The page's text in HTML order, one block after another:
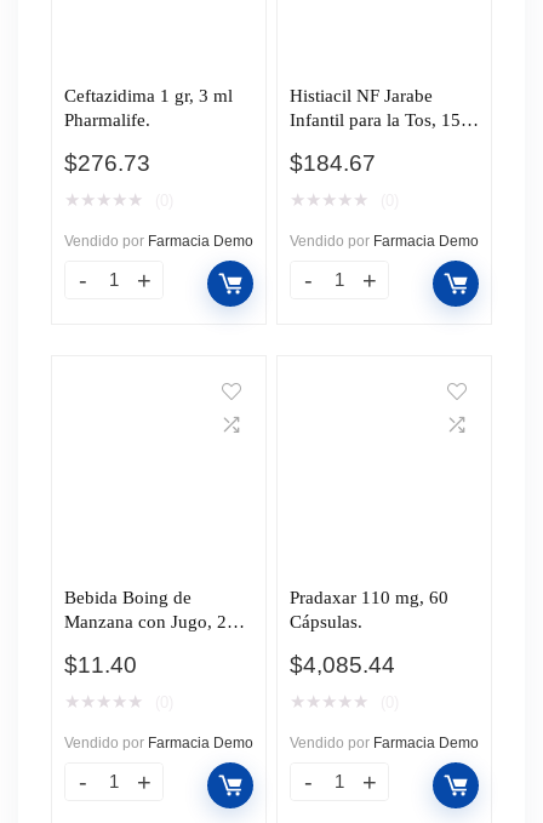
Ceftazidima 1 gr, 3 ml
Pharmalife.
$276.73
★ ★ ★ ★ ★
Vendido por Farmacia Demo
Histiacil NF Jarabe
Infantil para la Tos, 150
$184.67
★ ★ ★ ★ ★
Vendido por Farmacia Demo
Bebida Boing de
Manzana con Jugo, 200
$11.40
★ ★ ★ ★ ★
Vendido por Farmacia Demo
Pradaxar 110 mg, 60
Cápsulas.
$4,085.44
★ ★ ★ ★ ★
Vendido por Farmacia Demo